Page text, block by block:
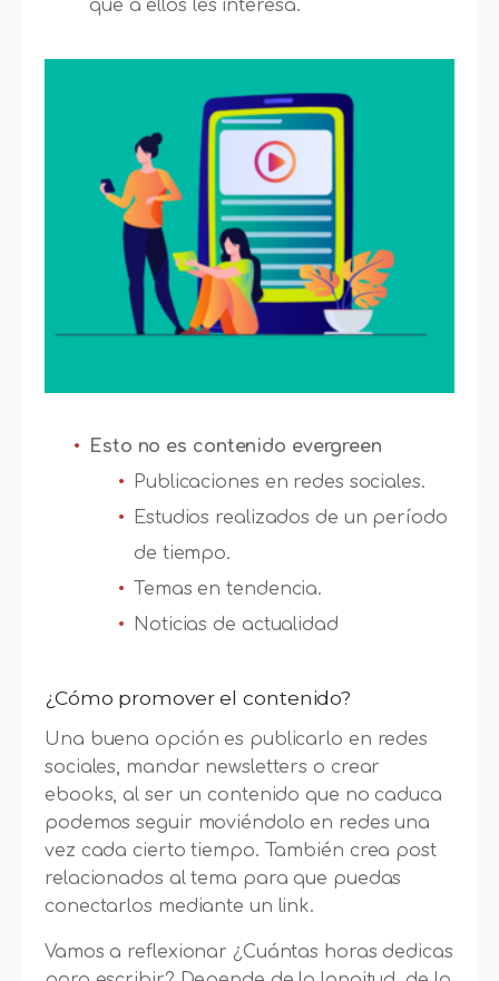
que a ellos les interesa.
Esto no es contenido evergreen
Publicaciones en redes sociales.
Estudios realizados de un período
de tiempo.
Temas en tendencia.
Noticias de actualidad
¿Cómo promover el contenido?
Una buena opción es publicarlo en redes
sociales, mandar newsletters o crear
ebooks, al ser un contenido que no caduca
podemos seguir moviéndolo en redes una
vez cada cierto tiempo. También crea post
relacionados al tema para que puedas
conectarlos mediante un link.
Vamos a reflexionar ¿Cuántas horas dedicas